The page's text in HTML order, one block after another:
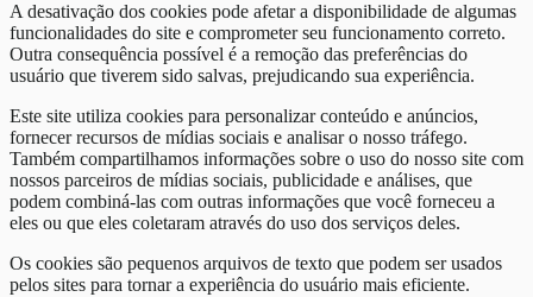
A desativação dos cookies pode afetar a disponibilidade de algumas
funcionalidades do site e comprometer seu funcionamento correto.
Outra consequência possível é a remoção das preferências do
usuário que tiverem sido salvas, prejudicando sua experiência.
Este site utiliza cookies para personalizar conteúdo e anúncios,
fornecer recursos de mídias sociais e analisar o nosso tráfego.
Também compartilhamos informações sobre o uso do nosso site com
nossos parceiros de mídias sociais, publicidade e análises, que
podem combiná-las com outras informações que você forneceu a
eles ou que eles coletaram através do uso dos serviços deles.
Os cookies são pequenos arquivos de texto que podem ser usados
pelos sites para tornar a experiência do usuário mais eficiente.